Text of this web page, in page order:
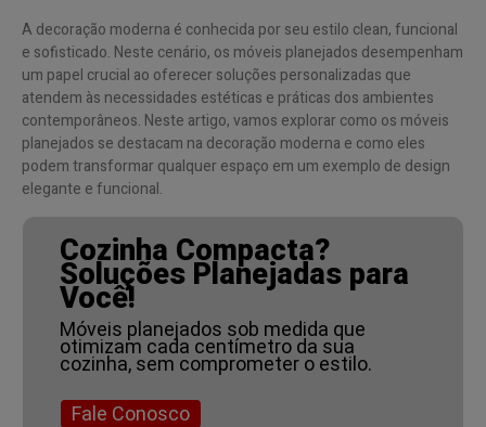
A decoração moderna é conhecida por seu estilo clean, funcional
e sofisticado. Neste cenário, os móveis planejados desempenham
um papel crucial ao oferecer soluções personalizadas que
atendem às necessidades estéticas e práticas dos ambientes
contemporâneos. Neste artigo, vamos explorar como os móveis
planejados se destacam na decoração moderna e como eles
podem transformar qualquer espaço em um exemplo de design
elegante e funcional.
Cozinha Compacta?
Soluções Planejadas para
Você!
Móveis planejados sob medida que
otimizam cada centímetro da sua
cozinha, sem comprometer o estilo.
Fale Conosco